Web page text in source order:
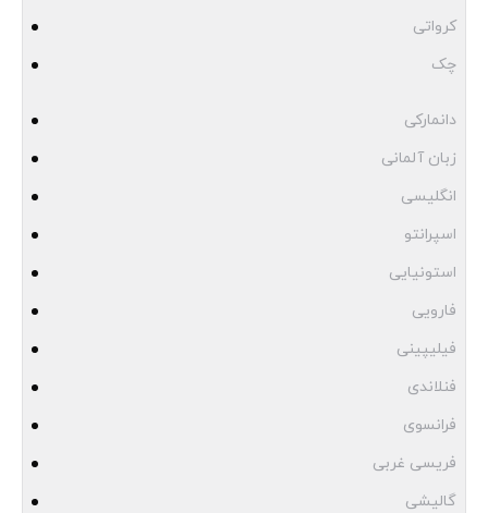
کرواتی
چک
دانمارکی
زبان آلمانی
انگلیسی
اسپرانتو
استونیایی
فارویی
فیلیپینی
فنلاندی
فرانسوی
فریسی غربی
گالیشی